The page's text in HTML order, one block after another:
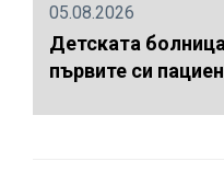
05.08.2026
Детската
първите си